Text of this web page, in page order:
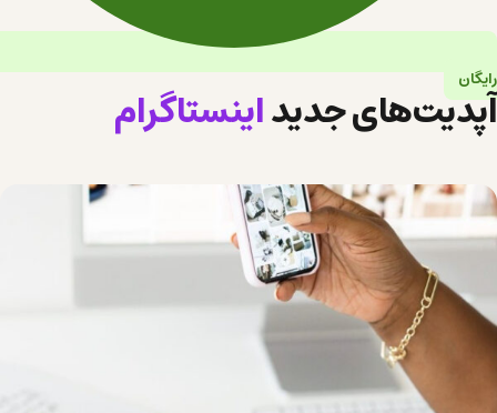
رایگان
آپدیت‌های جدیداینستاگرام